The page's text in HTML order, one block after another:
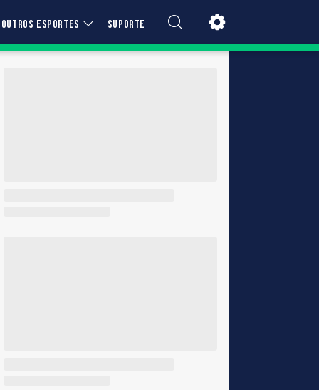
OUTROS ESPORTES SUPORTE